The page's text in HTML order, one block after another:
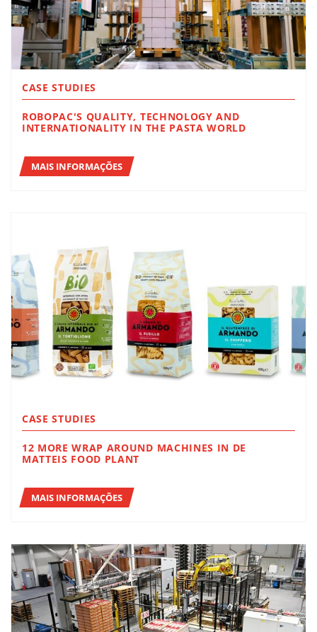
CASE STUDIES
ROBOPAC'S QUALITY, TECHNOLOGY AND
INTERNATIONALITY IN THE PASTA WORLD
MAIS INFORMAÇÕES
CASE STUDIES
12 MORE WRAP AROUND MACHINES IN DE
MATTEIS FOOD PLANT
MAIS INFORMAÇÕES